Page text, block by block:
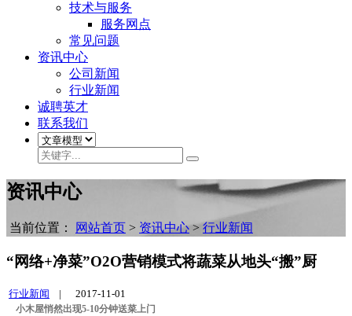
技术与服务
服务网点
常见问题
资讯中心
公司新闻
行业新闻
诚聘英才
联系我们
资讯中心
当前位置： 网站首页 > 资讯中心> 行业新闻
“网络+净菜”O2O营销模式将蔬菜从地头“搬”厨
行业新闻 | 2017-11-01
小木屋悄然出现5-10分钟送菜上门